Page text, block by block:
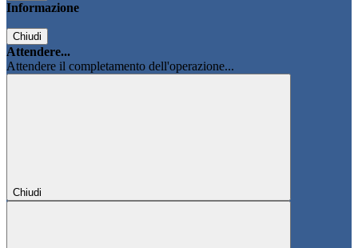
Informazione
Chiudi
Attendere...
Attendere il completamento dell'operazione...
Chiudi